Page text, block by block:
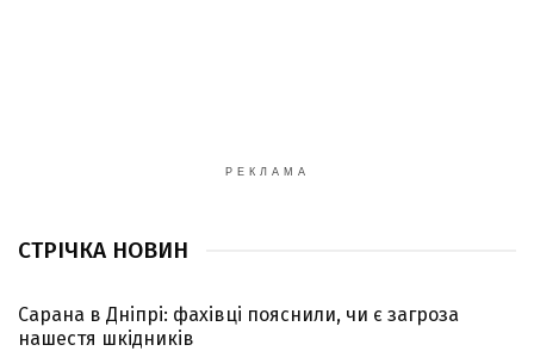
РЕКЛАМА
СТРІЧКА НОВИН
Сарана в Дніпрі: фахівці пояснили, чи є загроза
нашестя шкідників